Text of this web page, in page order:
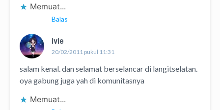
Memuat...
Balas
ivie
20/02/2011 pukul 11:31
salam kenal. dan selamat berselancar di langitselatan.
oya gabung juga yah di komunitasnya
Memuat...